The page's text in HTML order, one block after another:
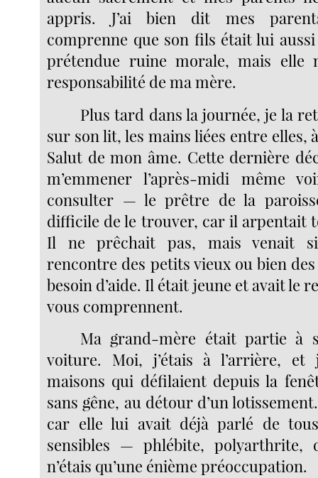
appris. J’ai bien dit mes
comprenne que son fils était lui
prétendue ruine morale, mais elle
responsabilité de ma mère.
Plus tard dans la journée, je la
sur son lit, les mains liées entre
Salut de mon âme. Cette dernière
m’emmener l’après-midi même
consulter — le prêtre de la
difficile de le trouver, car il arpentait
Il ne prêchait pas, mais venait
rencontre des petits vieux ou bien
besoin d’aide. Il était jeune et avait le
vous comprennent.
Ma grand-mère était partie à
voiture. Moi, j’étais à l’arrière, et
maisons qui défilaient depuis la
sans gêne, au détour d’un
car elle lui avait déjà parlé de
sensibles — phlébite,
n’étais qu’une énième préoccupation.